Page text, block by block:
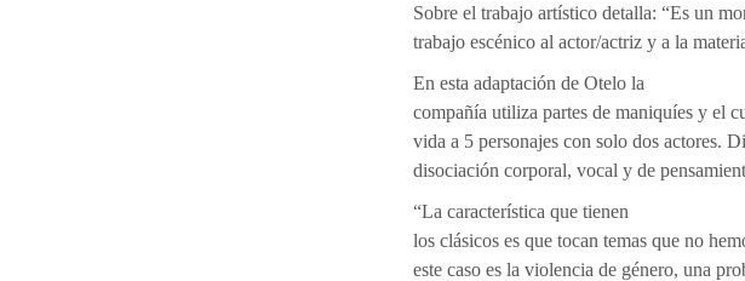
Sobre el trabajo artístico detalla: “Es un
trabajo escénico al actor/actriz y a la
En esta adaptación de Otelo la
compañía utiliza partes de maniquíes y el
vida a 5 personajes con solo dos actores.
disociación corporal, vocal y de
“La característica que tienen
los clásicos es que tocan temas que no
este caso es la violencia de género, una